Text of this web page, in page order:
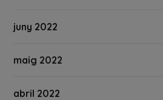
juny 2022
maig 2022
abril 2022